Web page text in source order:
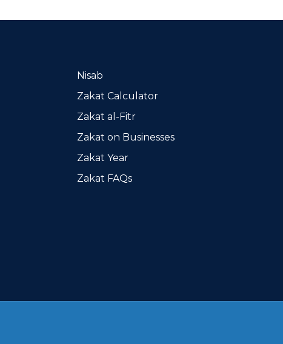
Nisab
Zakat Calculator
Zakat al-Fitr
Zakat on Businesses
Zakat Year
Zakat FAQs